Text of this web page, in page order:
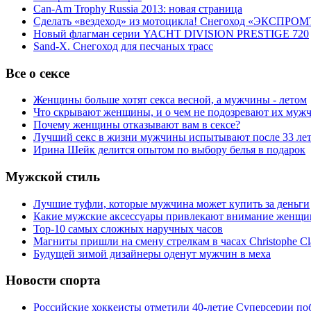
Can-Am Trophy Russia 2013: новая страница
Сделать «вездеход» из мотоцикла! Снегоход
Новый флагман серии YACHT DIVISION PRESTIGE 720
Sand-X. Снегоход для песчаных трасс
Все о сексе
Женщины больше хотят секса весной, а мужчины - летом
Что скрывают женщины, и о чем не подозревают их
Почему женщины отказывают вам в сексе?
Лучший секс в жизни мужчины испытывают после 33 лет
Ирина Шейк делится опытом по выбору белья в подарок
Мужской стиль
Лучшие туфли, которые мужчина может купить за деньги
Какие мужские аксессуары привлекают внимание
Top-10 самых сложных наручных часов
Магниты пришли на смену стрелкам в часах Christophe
Будущей зимой дизайнеры оденут мужчин в меха
Новости спорта
Российские хоккеисты отметили 40-летие Суперсерии